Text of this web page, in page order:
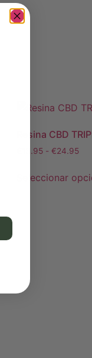
Resina CBD
13.95 - €24.95
Seleccionar